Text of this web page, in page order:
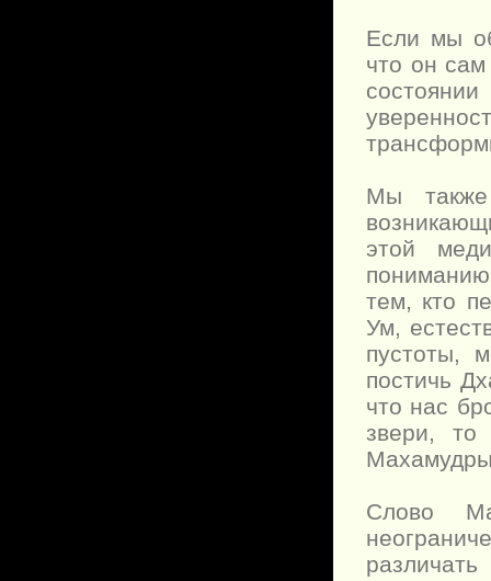
Если мы
что он
Мы также
этой
тем, кто
Ум,
пустоты,
постичь
что нас
звери,
Слово